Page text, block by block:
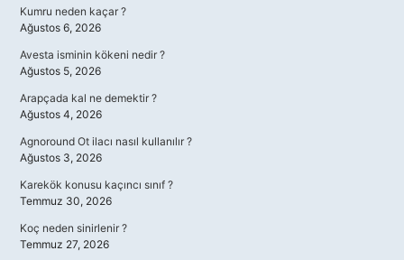
Kumru neden kaçar ?
Ağustos 6, 2026
Avesta isminin kökeni nedir ?
Ağustos 5, 2026
Arapçada kal ne demektir ?
Ağustos 4, 2026
Agnoround Ot ilacı nasıl kullanılır ?
Ağustos 3, 2026
Karekök konusu kaçıncı sınıf ?
Temmuz 30, 2026
Koç neden sinirlenir ?
Temmuz 27, 2026